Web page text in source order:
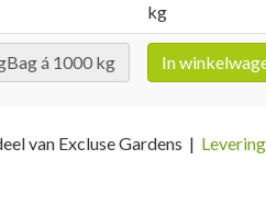
kg
á 1000 kg In
van Excluse Gardens |